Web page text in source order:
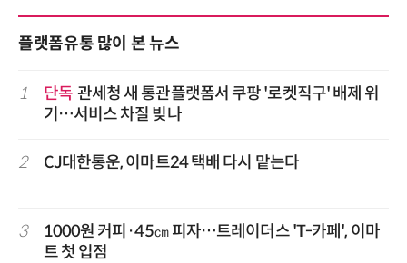
플랫폼유통 많이 본 뉴스
1 단독 관세청 새 통관플랫폼서 쿠팡 '로켓직구' 배제 위
기…서비스 차질 빚나
2 CJ대한통운, 이마트24 택배 다시 맡는다
3
1000원 커피·45㎝ 피자…트레이더스 'T-카페', 이마
트 첫 입점